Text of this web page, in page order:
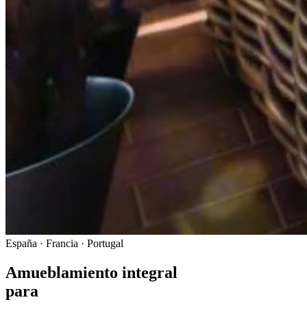
España · Francia · Portugal
Amueblamiento integral
para